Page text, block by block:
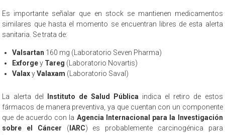
Es importante señalar que en stock se mantienen medicamentos
similares que hasta el momento se encuentran libres de esta alerta
sanitaria. Se trata de:
Valsartan 160 mg (Laboratorio Seven Pharma)
Exforgey Tareg (Laboratorio Novartis)
ValaxyValaxam (Laboratorio Saval)
La alerta del Instituto de Salud Pública indica el retiro de estos
fármacos de manera preventiva, ya que cuentan con un componente
que de acuerdo con la Agencia Internacional para la Investigación
sobre el Cáncer ( IARC) es probablemente carcinogénica para